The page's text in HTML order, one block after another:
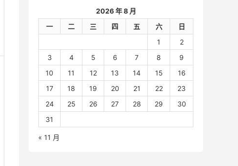
2026 年 8 月
一
二 三 四 五 六
日
1
2
3
4 5 6 7 8
9
10
11 12 13 14 15
16
17
18 19 20 21 22
23
24
25 26 27 28 29
30
31
« 11 月